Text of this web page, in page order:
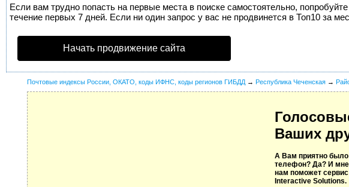
Если вам трудно попасть на первые места в поиске самостоятельно,
течение первых 7 дней. Если ни один запрос у вас не продвинется в Топ10 за
Начать продвижение сайта
Почтовые индексы России, ОКАТО, коды ИФНС, коды регионов ГИБДД → Республика Чеченская →
Ваших
А Вам приятно было
телефон? Да? И
нам поможет
Interactive Solutions.